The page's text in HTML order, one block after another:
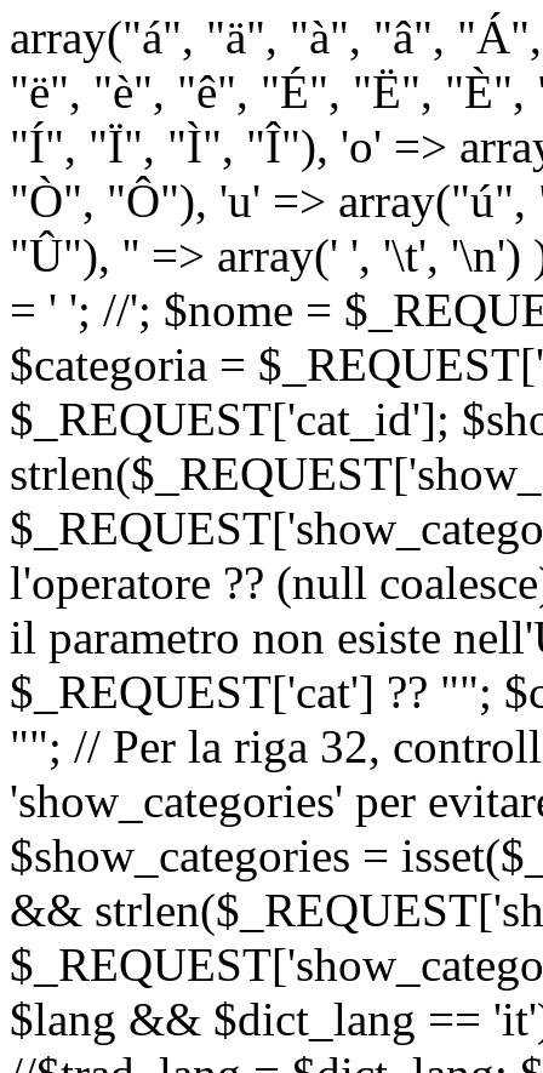
array("á", "ä", "à", "â",
"ë", "è", "ê", "É", "Ë",
"Í", "Ï", "Ì", "Î"), 'o' =>
"Ò", "Ô"), 'u' =>
"Û"), '' => array(' ', '\t',
= ' '; //'; $nome =
$categoria =
$_REQUEST['cat_id'];
l'operatore ?? (null
il parametro non esiste
$_REQUEST['cat'] ?? "";
""; // Per la riga 32,
'show_categories' per
$show_categories =
&&
$lang && $dict_lang ==